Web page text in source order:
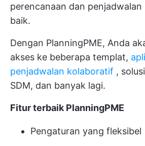
perencanaan dan penjadwalan
baik.
Dengan PlanningPME, Anda
akses ke beberapa templat,
penjadwalan kolaboratif ,
SDM, dan banyak lagi.
Fitur terbaik PlanningPME
Pengaturan yang fleksibel